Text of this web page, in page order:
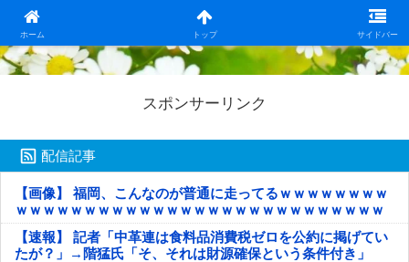
ホーム トップ サイドバー
日本第一！ニュース録
スポンサーリンク
配信記事
【画像】 福岡、こんなのが普通に走ってるｗｗｗｗｗｗｗｗ
ｗｗｗｗｗｗｗｗｗｗｗｗｗｗｗｗｗｗｗｗｗｗｗｗｗｗｗ
ｗｗｗｗｗ
【速報】 記者「中革連は食料品消費税ゼロを公約に掲げてい
たが？」→階猛氏「そ、それは財源確保という条件付き」